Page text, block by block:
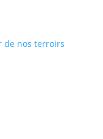
de nos terroirs